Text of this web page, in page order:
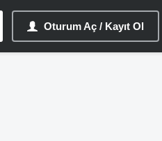
Oturum Aç / Kayıt Ol